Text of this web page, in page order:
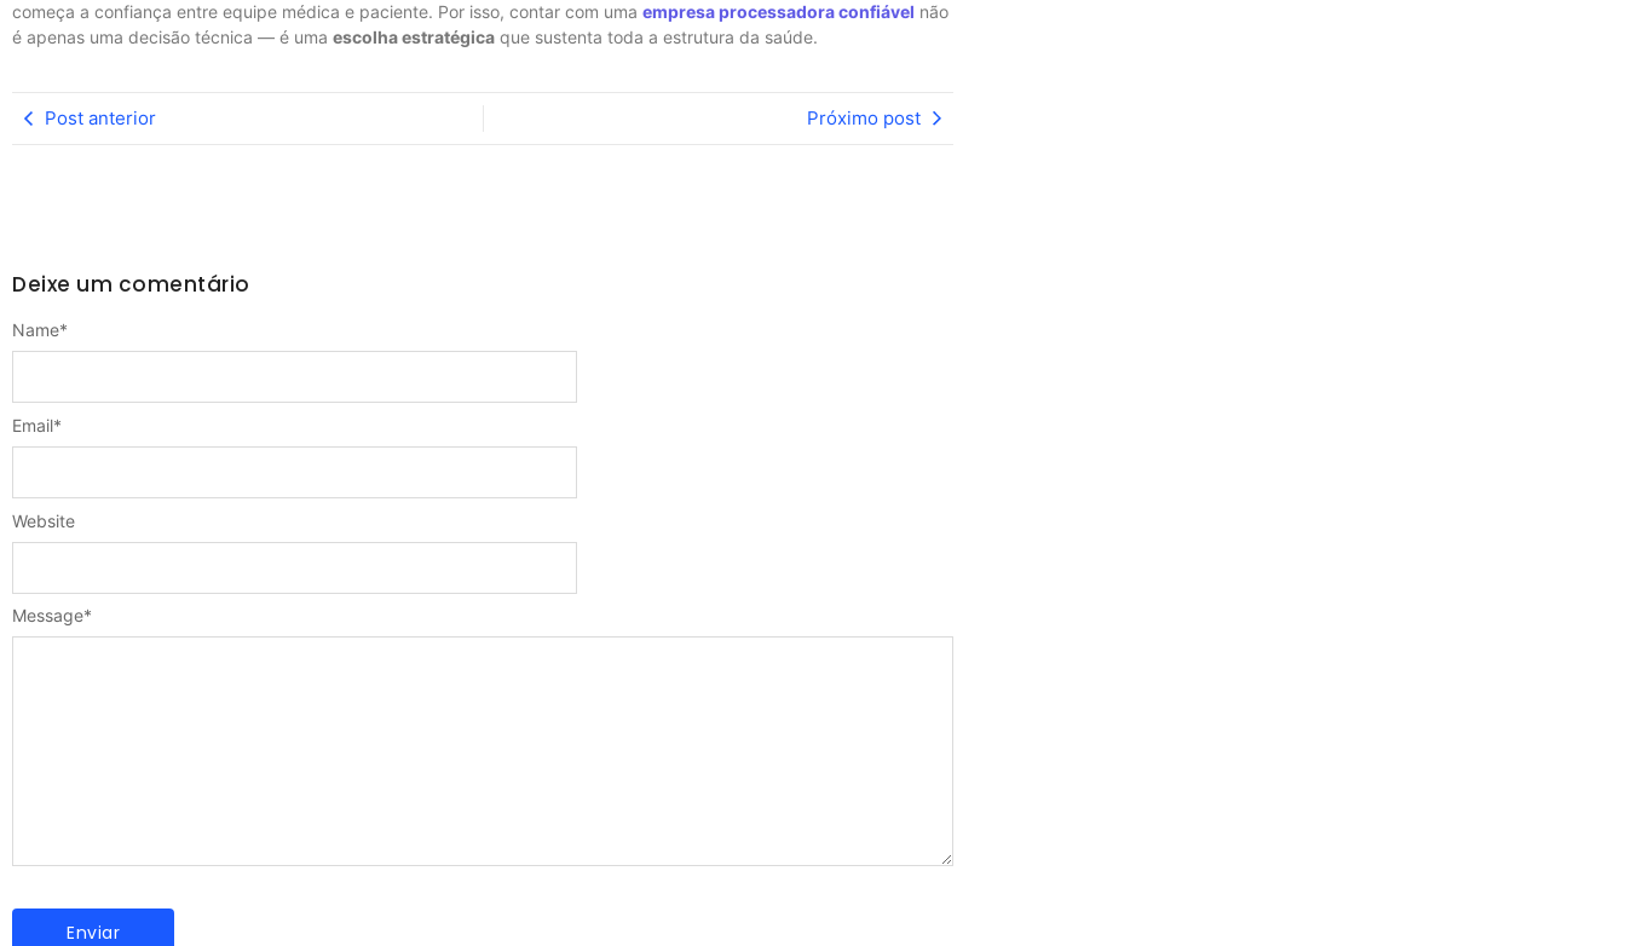
começa a confiança entre equipe médica e paciente. Por isso, contar com uma empresa processadora confiável não
é apenas uma decisão técnica — é uma escolha estratégica que sustenta toda a estrutura da saúde.
Post anterior Próximo post
Deixe um comentário
Message*
Name*
Email*
Website